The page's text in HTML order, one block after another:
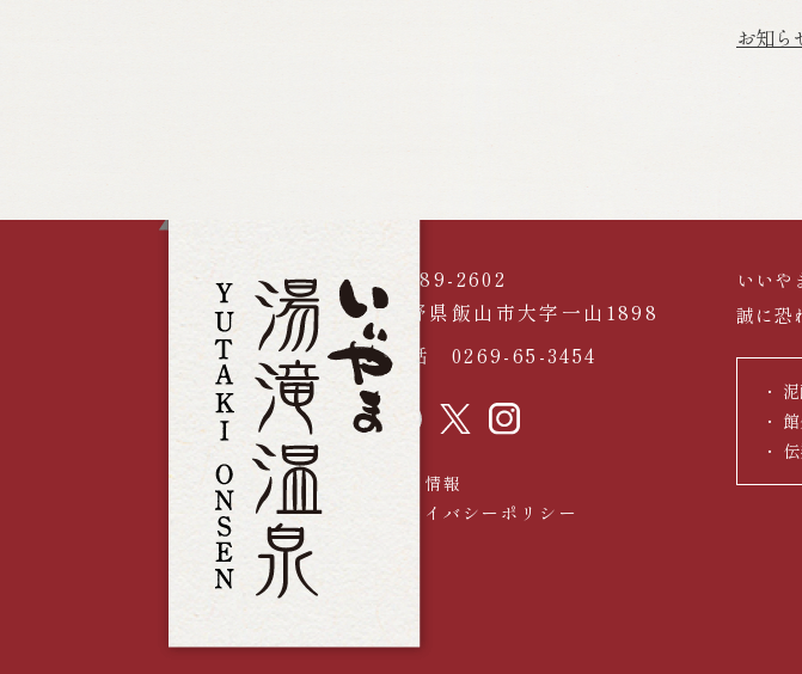
お知ら
〒389-2602
長野県飯山市大字一山1898
電話 0269-65-3454
採用情報
プライバシーポリシー
いいや
誠に恐